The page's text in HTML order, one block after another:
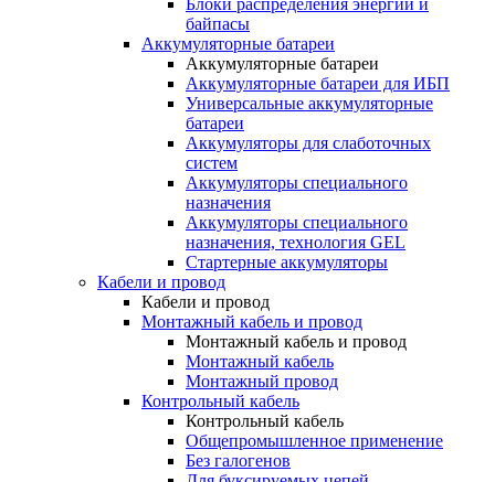
Блоки распределения энергии и
байпасы
Аккумуляторные батареи
Аккумуляторные батареи
Аккумуляторные батареи для ИБП
Универсальные аккумуляторные
батареи
Аккумуляторы для слаботочных
систем
Аккумуляторы специального
назначения
Аккумуляторы специального
назначения, технология GEL
Стартерные аккумуляторы
Кабели и провод
Кабели и провод
Монтажный кабель и провод
Монтажный кабель и провод
Монтажный кабель
Монтажный провод
Контрольный кабель
Контрольный кабель
Общепромышленное применение
Без галогенов